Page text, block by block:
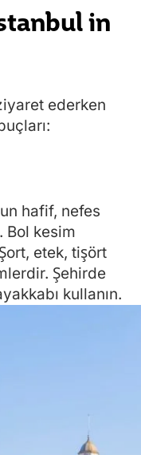
in
ederken
hafif, nefes
Bol kesim
etek, tişört
Şehirde
kullanın.